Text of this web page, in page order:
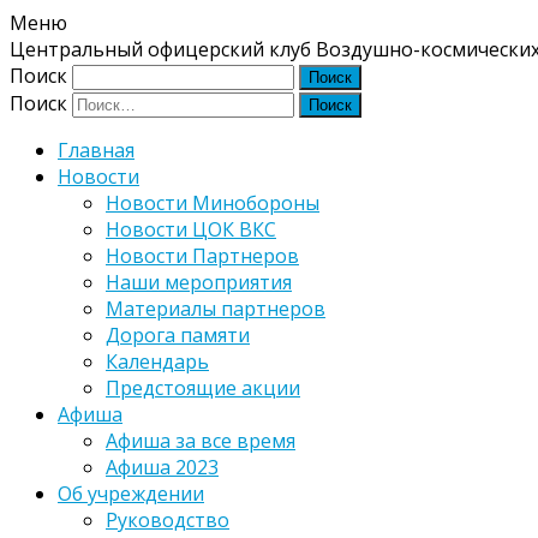
Меню
Центральный офицерский клуб Воздушно-
Поиск
Поиск
Главная
Новости
Новости Минобороны
Новости ЦОК ВКС
Новости Партнеров
Наши мероприятия
Материалы партнеров
Дорога памяти
Календарь
Предстоящие акции
Афиша
Афиша за все время
Афиша 2023
Об учреждении
Руководство